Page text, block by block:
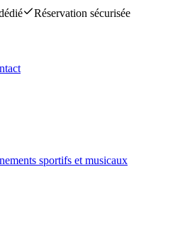
Réservation sécurisée
sportifs et musicaux